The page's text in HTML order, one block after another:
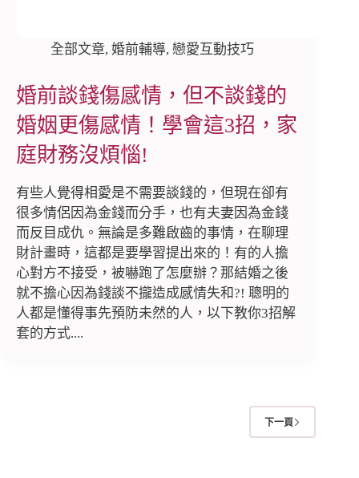
全部文章, 婚前輔導, 戀愛互動技巧
婚前談錢傷感情，但不談錢的
婚姻更傷感情！學會這3招，家
庭財務沒煩惱!
有些人覺得相愛是不需要談錢的，但現在卻有
很多情侶因為金錢而分手，也有夫妻因為金錢
而反目成仇。無論是多難啟齒的事情，在聊理
財計畫時，這都是要學習提出來的！有的人擔
心對方不接受，被嚇跑了怎麼辦？那結婚之後
就不擔心因為錢談不攏造成感情失和?! 聰明的
人都是懂得事先預防未然的人，以下教你3招解
套的方式....
下一頁